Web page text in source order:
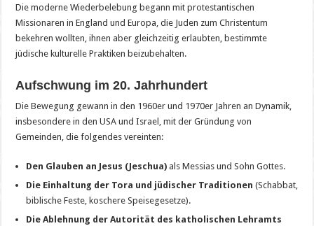
Die moderne Wiederbelebung begann mit protestantischen
Missionaren in England und Europa, die Juden zum Christentum
bekehren wollten, ihnen aber gleichzeitig erlaubten, bestimmte
jüdische kulturelle Praktiken beizubehalten.
Aufschwung im 20. Jahrhundert
Die Bewegung gewann in den 1960er und 1970er Jahren an Dynamik,
insbesondere in den USA und Israel, mit der Gründung von
Gemeinden, die folgendes vereinten:
Den Glauben an Jesus (Jeschua) als Messias und Sohn Gottes.
Die Einhaltung der Tora und jüdischer Traditionen (Schabbat,
biblische Feste, koschere Speisegesetze).
Die Ablehnung der Autorität des katholischen Lehramts